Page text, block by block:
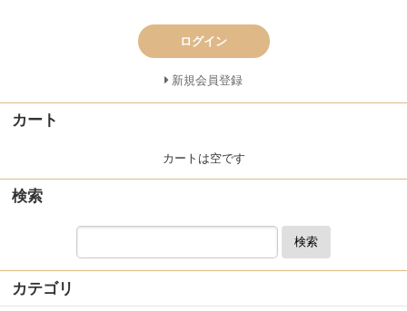
ログイン
新規会員登録
カート
カートは空です
検索
検索
カテゴリ